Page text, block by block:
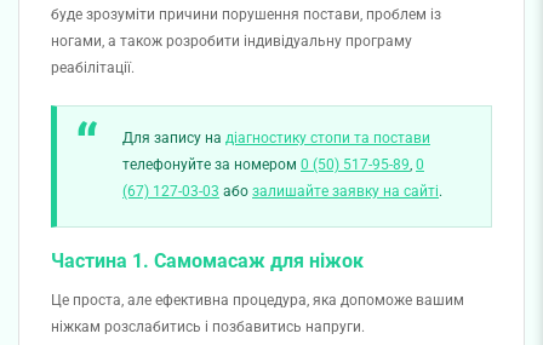
буде зрозуміти причини порушення постави, проблем із
ногами, а також розробити індивідуальну програму
реабілітації.
Для запису на діагностику стопи та постави
телефонуйте за номером 0 (50) 517-95-89 0
(67) 127-03-03 або залишайте заявку на сайті.
Частина 1. Самомасаж для ніжок
Це проста, але ефективна процедура, яка допоможе вашим
ніжкам розслабитись і позбавитись напруги.